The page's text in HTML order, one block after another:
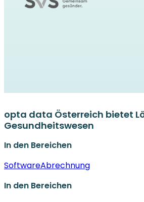
opta data Österreich bietet
Gesundheitswesen
In den Bereichen
SoftwareAbrechnung
In den Bereichen